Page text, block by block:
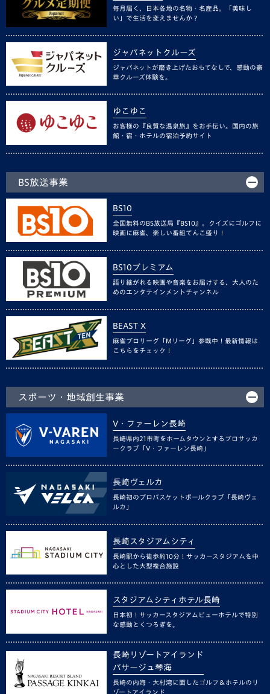
毎月届く、日本各地の名物・名産品。「美味し
い」で生活を変えませんか？
ジャパネットクルーズ
ジャパネットが磨き上げたおもてなしで、感動の豪
華クルーズ体験を。
ゆこゆこ
お客様の『良質な温泉旅』をお手伝い。国内の旅
館・宿・ホテルの宿泊予約サイト
BS放送事業
BS10
全国無料のBS放送局『BS10』。クイズにゴルフに
映画に麻雀、楽しい番組てんこ盛り！
BS10プレミアム
語り継がれる映画や音楽をお届けする、大人のた
めのエンタテインメントチャンネル
BEAST X
麻雀プロリーグ「Mリーグ」参戦中！最新情報は
こちらをチェック！
スポーツ・地域創生事業
V・ファーレン長崎
長崎県内21市町をホームタウンとするプロサッカ
ークラブ「V・ファーレン長崎」
長崎ヴェルカ
長崎初のプロバスケットボールクラブ「長崎ヴェ
ルカ」
長崎スタジアムシティ
長崎駅から徒歩約10分！サッカースタジアムを中
心とした大型複合施設
スタジアムシティホテル長崎
日本初！サッカースタジアムビューホテルで特別
な感動とくつろぎを。
長崎リゾートアイランド
パサージュ琴海
長崎の内海・大村湾に面したゴルフ＆ホテルのリ
ゾートアイランド